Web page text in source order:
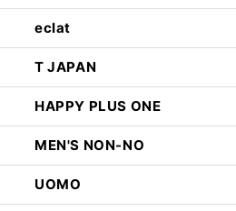
eclat
T JAPAN
HAPPY PLUS ONE
MEN'S NON-NO
UOMO